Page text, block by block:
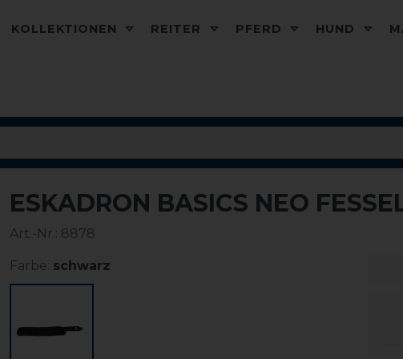
KOLLEKTIONEN REITER PFERD HUND
ESKADRON BASICS NEO
Art.-Nr.: 8878
Farbe: schwarz